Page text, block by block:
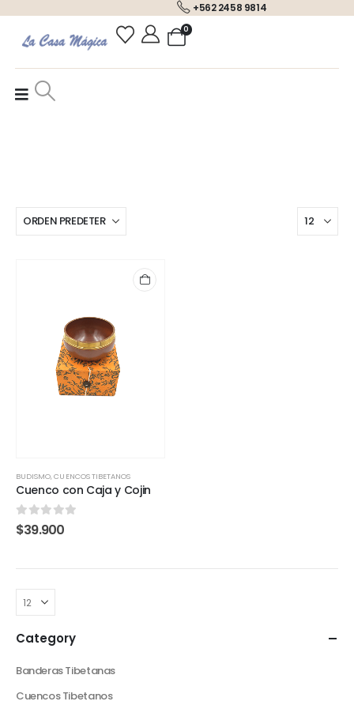
+562 2458 9814
0
BUDISMO,CUENCOS TIBETANOS
Cuenco con Caja y Cojin
0out of 5
$39.900
Category
Banderas Tibetanas
Cuencos Tibetanos